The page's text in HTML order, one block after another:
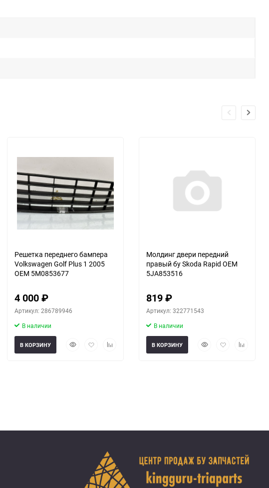
еще 3 фото
Решетка переднего бампера
Volkswagen Golf Plus 1 2005
OEM 5M0853677
4 000₽
Артикул: 286789946
В наличии
БыстрыйДобавитьДобавить
В КОРЗИНУ
Молдинг двери передний
правый бу Skoda Rapid OEM
5JA853516
819₽
Артикул: 322771543
В наличии
БыстрыйДобавитьДобавить
В КОРЗИНУ